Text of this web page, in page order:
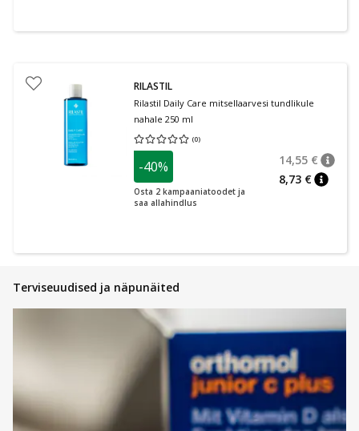
RILASTIL
Rilastil Daily Care mitsellaarvesi tundlikule
nahale 250 ml
(0)
Keskmine hinnang 0.00
-40%
Osta 2 kampaaniatoodet ja
saa allahindlus
14,55 €
8,73 €
Terviseuudised ja näpunäited